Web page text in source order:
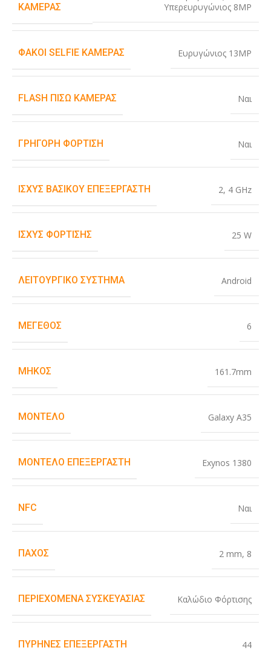
ΚΆΜΕΡΑΣ
Υπερευρυγώνιος 8MP
ΦΑΚΟΊ SELFIE ΚΆΜΕΡΑΣ Ευρυγώνιος 13MP
FLASH ΠΊΣΩ ΚΆΜΕΡΑΣ Ναι
ΓΡΉΓΟΡΗ ΦΌΡΤΙΣΗ Ναι
ΙΣΧΎΣ ΒΑΣΙΚΟΎ ΕΠΕΞΕΡΓΑΣΤΉ 2, 4 GHz
ΙΣΧΎΣ ΦΌΡΤΙΣΗΣ 25 W
ΛΕΙΤΟΥΡΓΙΚΌ ΣΎΣΤΗΜΑ Android
ΜΈΓΕΘΟΣ 6
ΜΉΚΟΣ 161.7mm
ΜΟΝΤΈΛΟ Galaxy A35
ΜΟΝΤΈΛΟ ΕΠΕΞΕΡΓΑΣΤΉ Exynos 1380
NFC Ναι
ΠΆΧΟΣ 2 mm, 8
ΠΕΡΙΕΧΌΜΕΝΑ ΣΥΣΚΕΥΑΣΊΑΣ Καλώδιο Φόρτισης
ΠΥΡΉΝΕΣ ΕΠΕΞΕΡΓΑΣΤΉ 44